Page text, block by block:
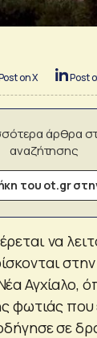
on X Post
άρθρα
αναζήτησης
του ot.gr
να
Αγχίαλο,
φωτιάς που
σε